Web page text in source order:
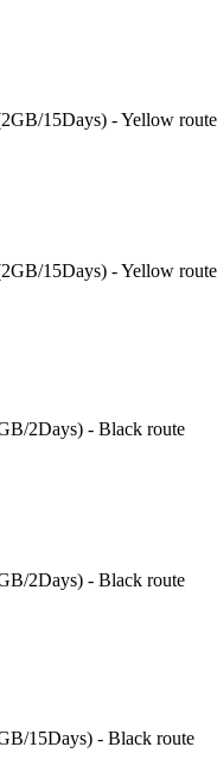
15Days) - Yellow route
15Days) - Yellow route
2Days) - Black route
2Days) - Black route
15Days) - Black route